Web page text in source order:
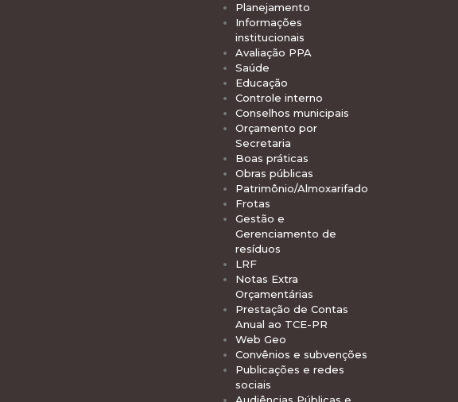
Planejamento
Informações
institucionais
Avaliação PPA
Saúde
Educação
Controle interno
Conselhos municipais
Orçamento por
Secretaria
Boas práticas
Obras públicas
Patrimônio/Almoxarifado
Frotas
Gestão e
Gerenciamento de
resíduos
LRF
Notas Extra
Orçamentárias
Prestação de Contas
Anual ao TCE-PR
Web Geo
Convênios e subvenções
Publicações e redes
sociais